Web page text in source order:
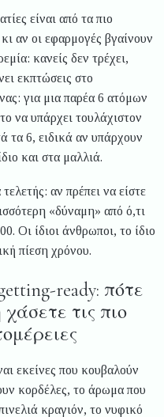
είναι από τα πιο
αν οι εφαρμογές βγαίνουν
κανείς δεν τρέχει,
εκπτώσεις στο
για μια παρέα 6 ατόμων
να υπάρχει τουλάχιστον
τα 6, ειδικά αν υπάρχουν
και στα μαλλιά.
αν πρέπει να είστε
«δύναμη» από ό,τι
Οι ίδιοι άνθρωποι, το ίδιο
πίεση χρόνου.
ready: πότε
τις πιο
εκείνες που κουβαλούν
κορδέλες, το άρωμα που
κραγιόν, το νυφικό